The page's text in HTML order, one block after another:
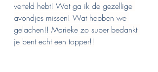
verteld hebt! Wat ga ik de gezellige
avondjes missen! Wat hebben we
gelachen!! Marieke zo super bedankt
je bent echt een topper!!